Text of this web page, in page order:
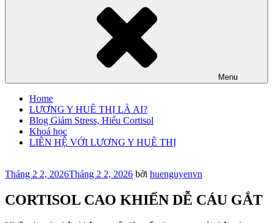
Menu
Home
LƯƠNG Y HUÊ THỊ LÀ AI?
Blog Giảm Stress, Hiểu Cortisol
Khoá học
LIÊN HỆ VỚI LƯƠNG Y HUÊ THỊ
Đăng
Tháng 2 2, 2026Tháng 2 2, 2026 bởi huenguyenvn
CORTISOL CAO KHIẾN DỄ CÁU GẮT